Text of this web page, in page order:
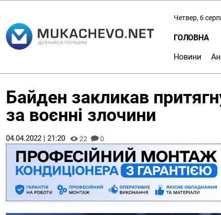
Четвер, 6
ГОЛОВНА
Новини
Байден закликав
за воєнні злочини
04.04.2022 | 21:20 22 0